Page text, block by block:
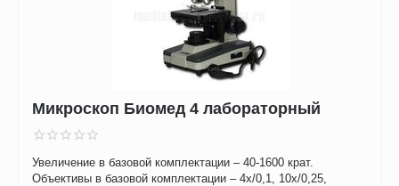
Микроскоп Биомед 4 лабораторный
Увеличение в базовой комплектации – 40-1600 крат.
Объективы в базовой комплектации – 4х/0,1, 10х/0,25,